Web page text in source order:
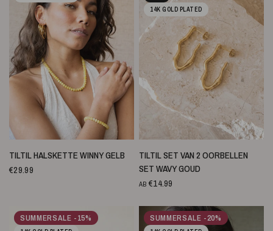
SCHNELLANSICHT
TILTIL HALSKETTE WINNY GELB
€29.99
14K GOLD PLATED
SCHNELLANSICHT
TILTIL SET VAN 2 OORBELLEN
SET WAVY GOUD
AB €14.99
SUMMERSALE -15% SUMMERSALE -20%